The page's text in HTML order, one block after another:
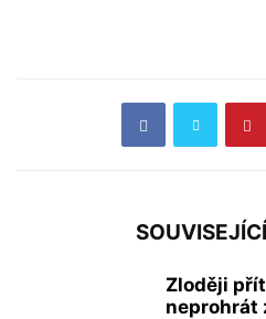
Zloději
neprohrát